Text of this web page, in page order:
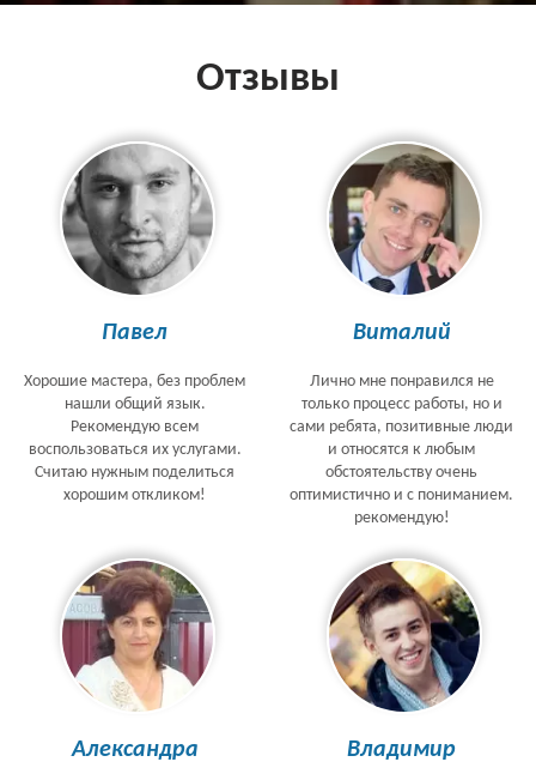
Отзывы
Павел
Хорошие мастера, без проблем
нашли общий язык.
Рекомендую всем
воспользоваться их услугами.
Считаю нужным поделиться
хорошим откликом!
Виталий
Лично мне понравился не
только процесс работы, но и
сами ребята, позитивные люди
и относятся к любым
обстоятельству очень
оптимистично и с пониманием.
рекомендую!
Александра Владимир